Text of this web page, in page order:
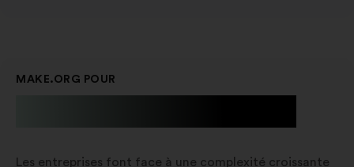
MAKE.ORG POUR
Les entreprises font face à une complexité croissante